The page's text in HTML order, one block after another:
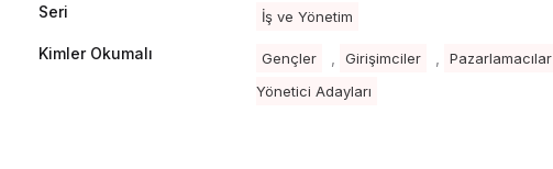
Seri İş ve Yönetim
Kimler Okumalı Gençler Girişimciler Pazarlamacılar
Yönetici Adayları